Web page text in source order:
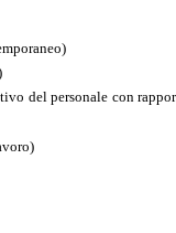
del personale con